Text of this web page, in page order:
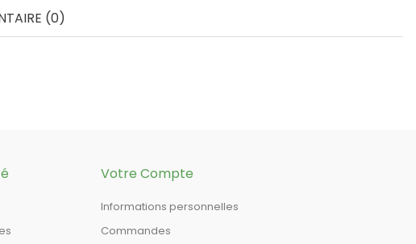
(0)
Votre Compte
Informations personnelles
Commandes